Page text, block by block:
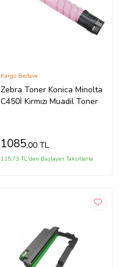
Zebra Toner Konica Minolta
C450İ Kırmızı Muadil Toner
Kargo Bedava
1085,00 TL
115,73 TL'den Başlayan Taksitlerle